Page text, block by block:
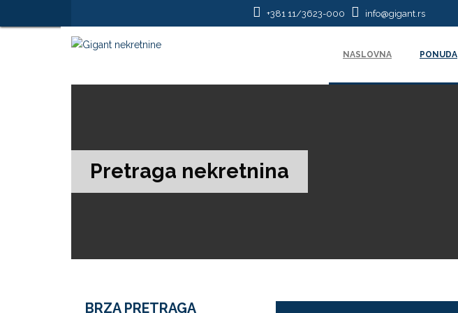
+381 11/3623-000 info@gigant.rs
NASLOVNA PONUDA
Pretraga nekretnina
BRZA PRETRAGA